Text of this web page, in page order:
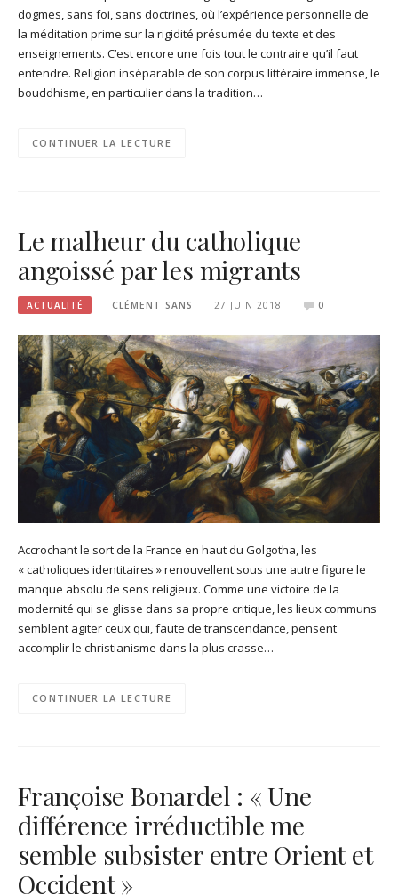
dogmes, sans foi, sans doctrines, où l’expérience personnelle de
la méditation prime sur la rigidité présumée du texte et des
enseignements. C’est encore une fois tout le contraire qu’il faut
entendre. Religion inséparable de son corpus littéraire immense, le
bouddhisme, en particulier dans la tradition…
CONTINUER LA LECTURE
Le malheur du catholique
angoissé par les migrants
ACTUALITÉ CLÉMENT SANS 27 JUIN 2018 0
Accrochant le sort de la France en haut du Golgotha, les
« catholiques identitaires » renouvellent sous une autre figure le
manque absolu de sens religieux. Comme une victoire de la
modernité qui se glisse dans sa propre critique, les lieux communs
semblent agiter ceux qui, faute de transcendance, pensent
accomplir le christianisme dans la plus crasse…
CONTINUER LA LECTURE
Françoise Bonardel : « Une
différence irréductible me
semble subsister entre Orient et
Occident »